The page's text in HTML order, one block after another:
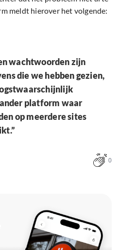
meldt hierover het volgende:
wachtwoorden zijn
die we hebben gezien,
platform waar
op meerdere sites
0